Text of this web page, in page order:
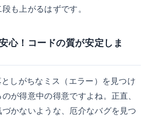
も上がるはずです。
心！コードの質が安定しま
しがちなミス（エラー）を見つけ
が得意中の得意ですよね。正直、
かないような、厄介なバグを見つ